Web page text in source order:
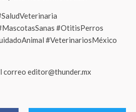
#OtitisPerros
#VeterinariosMéxico
editor@thunder.mx